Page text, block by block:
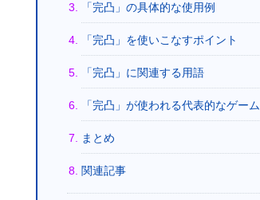
「完凸」の具体的な使用例
「完凸」を使いこなすポイント
「完凸」に関連する用語
「完凸」が使われる代表的なゲーム
まとめ
関連記事